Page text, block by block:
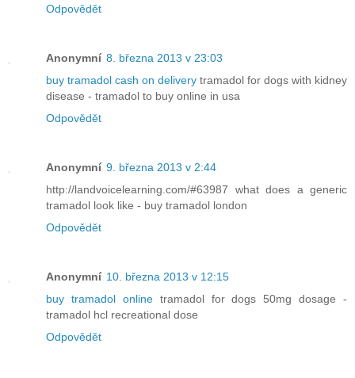
Odpovědět
Anonymní 8. března 2013 v 23:03
buy tramadol cash on delivery tramadol for dogs with kidney
disease - tramadol to buy online in usa
Odpovědět
Anonymní 9. března 2013 v 2:44
http://landvoicelearning.com/#63987 what does a generic
tramadol look like - buy tramadol london
Odpovědět
Anonymní 10. března 2013 v 12:15
buy tramadol onlinetramadol for dogs 50mg dosage -
tramadol hcl recreational dose
Odpovědět